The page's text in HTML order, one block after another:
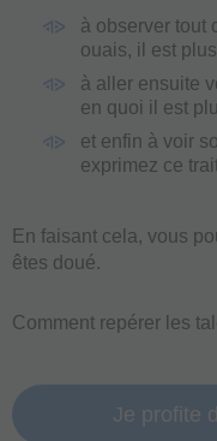
à observer tout
ouais, il est
à aller ensuite
en quoi il est
et enfin à voir
exprimez ce
En faisant cela, vous
êtes doué.
Comment repérer les
Je profite